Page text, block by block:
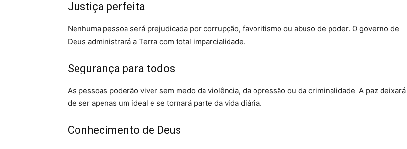
Justiça perfeita
Nenhuma pessoa será prejudicada por corrupção, favoritismo ou abuso de poder. O governo de
Deus administrará a Terra com total imparcialidade.
Segurança para todos
As pessoas poderão viver sem medo da violência, da opressão ou da criminalidade. A paz deixará
de ser apenas um ideal e se tornará parte da vida diária.
Conhecimento de Deus